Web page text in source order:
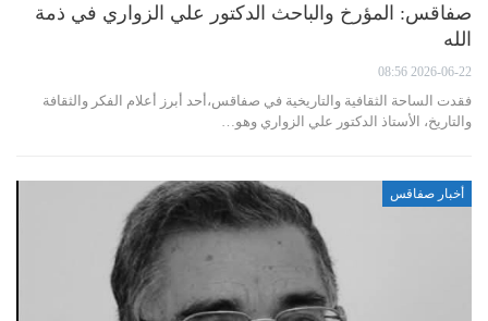
صفاقس: المؤرخ والباحث الدكتور علي الزواري في ذمة
الله
2026-06-22 08:56
فقدت الساحة الثقافية والتاريخية في صفاقس،أحد أبرز أعلام الفكر والثقافة
والتاريخ، الأستاذ الدكتور علي الزواري وهو…
أخبار صفاقس